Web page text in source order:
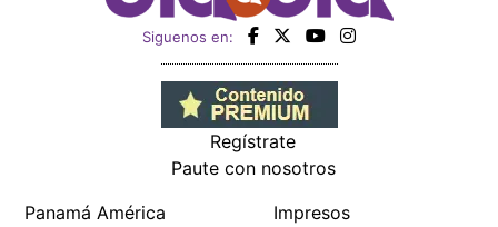
Siguenos en:
Regístrate
Paute con nosotros
Panamá América
Impresos